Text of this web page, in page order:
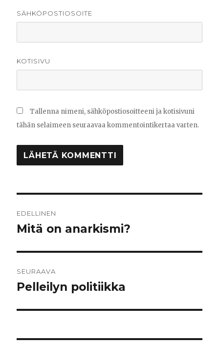
SÄHKÖPOSTIOSOITE
KOTISIVU
Tallenna nimeni, sähköpostiosoitteeni ja kotisivuni
tähän selaimeen seuraavaa kommentointikertaa varten.
selaus
EDELLINEN
Edellinen
Mitä on anarkismi?
SEURAAVA
Seuraava
Pelleilyn politiikka